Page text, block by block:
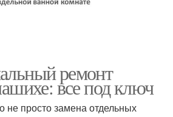
ремонт
все под ключ
не просто замена отдельных